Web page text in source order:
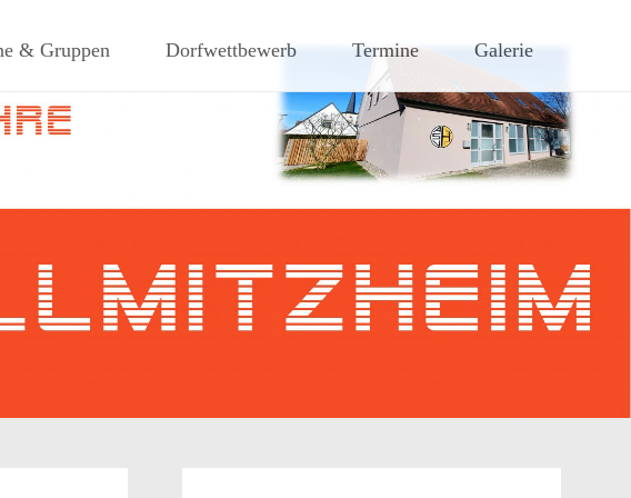
südlichen Steigerwaldes
& Gruppen Dorfwettbewerb Termine Galerie